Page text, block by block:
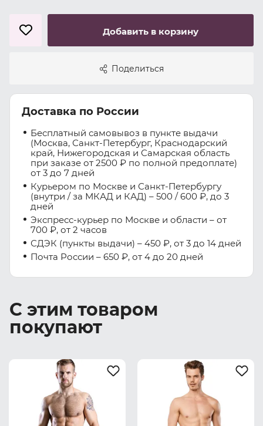
Добавить в корзину
Поделиться
Доставка по России
Бесплатный самовывоз в пункте выдачи
(Москва, Санкт-Петербург, Краснодарский
край, Нижегородская и Самарская область
при заказе от 2500 ₽ по полной предоплате)
от 3 до 7 дней
Курьером по Москве и Санкт-Петербургу
(внутри / за МКАД и КАД) – 500 / 600 ₽, до 3
дней
Экспресс-курьер по Москве и области – от
700 ₽, от 2 часов
СДЭК (пункты выдачи) – 450 ₽, от 3 до 14 дней
Почта России – 650 ₽, от 4 до 20 дней
С этим товаром
покупают